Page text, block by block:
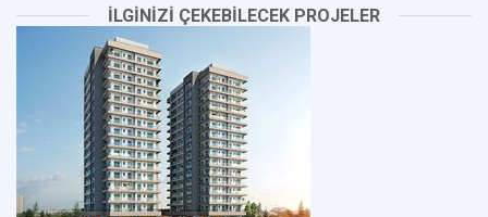
İLGİNİZİ ÇEKEBİLECEK PROJELER